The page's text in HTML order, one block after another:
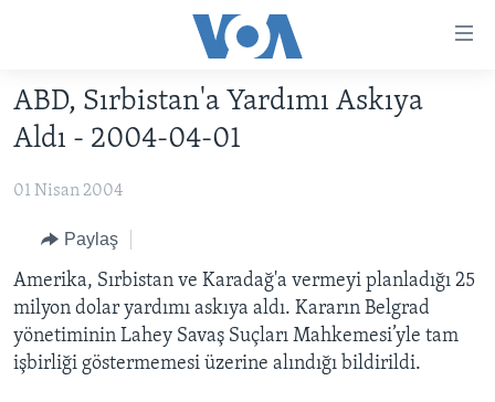
geç
Ana
geç
HABERLER
AMERİKA
ORTADOĞU
AVRUPA
ULUSLARARASI
SAĞLIK
AMERİKA'DA YAŞAM
UKRAYNA KRİZİ
YAPAY ZEKA
YORUMLAR
AMERIKA'YA ÖZEL
İNGİLİZCE DERSLERİ
ABD, Sırbistan'a Yardımı Askıya
Aldı - 2004-04-01
01 Nisan 2004
Paylaş
Amerika, Sırbistan ve Karadağ'a vermeyi planladığı 25
milyon dolar yardımı askıya aldı. Kararın Belgrad
yönetiminin Lahey Savaş Suçları Mahkemesi’yle tam
işbirliği göstermemesi üzerine alındığı bildirildi.